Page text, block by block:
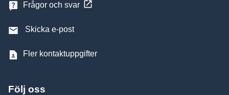
Frågor och svar
Skicka e-post
Fler kontaktuppgifter
Följ oss